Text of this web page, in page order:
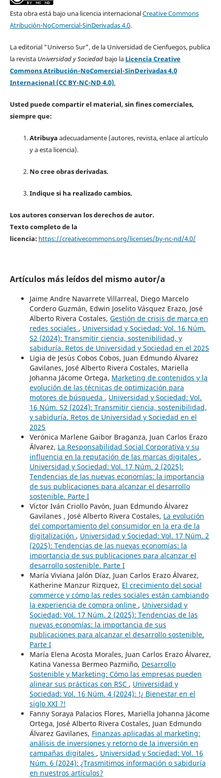
Esta obra está bajo una licencia internacionalCreative Commons
Atribución-NoComercial-SinDerivadas 4.0.
La editorial "Universo Sur", de la Universidad de Cienfuegos, publica
la revista Universidad y Sociedad bajo la Licencia Creative
Commons Atribución-NoComercial-SinDerivadas 4.0
Internacional (CC BY-NC-ND 4.0).
Usted puede compartir el material, sin fines comerciales,
siempre que:
Atribuya adecuadamente (autores, revista, enlace al artículo
y a esta licencia).
No cree obras derivadas.
Indique si ha realizado cambios.
Los autores conservan los derechos de autor.
Texto completo de la
licencia: https://creativecommons.org/licenses/by-nc-nd/4.0/
Artículos más leídos del mismo autor/a
Jaime Andre Navarrete Villarreal, Diego Marcelo
Cordero Guzmán, Edwin Joselito Vásquez Erazo, José
Alberto Rivera Costales, Gestión de crisis de marca en
redes sociales , Universidad y Sociedad: Vol. 16 Núm.
S2 (2024): Transmitir ciencia, sostenibilidad, y
sabiduría. Retos de Universidad y Sociedad en el 2025
Ligia de Jesús Cobos Cobos, Juan Edmundo Álvarez
Gavilanes, José Alberto Rivera Costales, Mariella
Johanna Jácome Ortega, Marketing de contenidos y la
evolución de las técnicas de optimización para
motores de búsqueda , Universidad y Sociedad: Vol.
16 Núm. S2 (2024): Transmitir ciencia, sostenibilidad,
y sabiduría. Retos de Universidad y Sociedad en el
2025
Verónica Marlene Gaibor Braganza, Juan Carlos Erazo
Álvarez, La Responsabilidad Social Corporativa y su
influencia en la reputación de las marcas digitales ,
Universidad y Sociedad: Vol. 17 Núm. 2 (2025):
Tendencias de las nuevas economías: la importancia
de sus publicaciones para alcanzar el desarrollo
sostenible. Parte I
Víctor Iván Criollo Pavón, Juan Edmundo Álvarez
Gavilanes , José Alberto Rivera Costales, La evolución
del comportamiento del consumidor en la era de la
digitalización , Universidad y Sociedad: Vol. 17 Núm. 2
(2025): Tendencias de las nuevas economías: la
importancia de sus publicaciones para alcanzar el
desarrollo sostenible. Parte I
María Viviana Jalón Díaz, Juan Carlos Erazo Álvarez,
Katherine Manzur Rizquez, El crecimiento del social
commerce y cómo las redes sociales están cambiando
la experiencia de compra online , Universidad y
Sociedad: Vol. 17 Núm. 2 (2025): Tendencias de las
nuevas economías: la importancia de sus
publicaciones para alcanzar el desarrollo sostenible.
Parte I
María Elena Acosta Morales, Juan Carlos Erazo Álvarez,
Katina Vanessa Bermeo Pazmiño, Desarrollo
Sostenible y Marketing: Cómo las empresas pueden
alinear sus prácticas con RSC , Universidad y
Sociedad: Vol. 16 Núm. 4 (2024): !¿ Bienestar en el
siglo XXI ?!
Fanny Soraya Palacios Flores, Mariella Johanna Jácome
Ortega, José Alberto Rivera Costales, Juan Edmundo
Álvarez Gavilanes, Finanzas aplicadas al marketing:
análisis de inversiones y retorno de la inversión en
campañas digitales , Universidad y Sociedad: Vol. 16
Núm. 6 (2024): ¿Trasmitimos información o sabiduría
en nuestros artículos?